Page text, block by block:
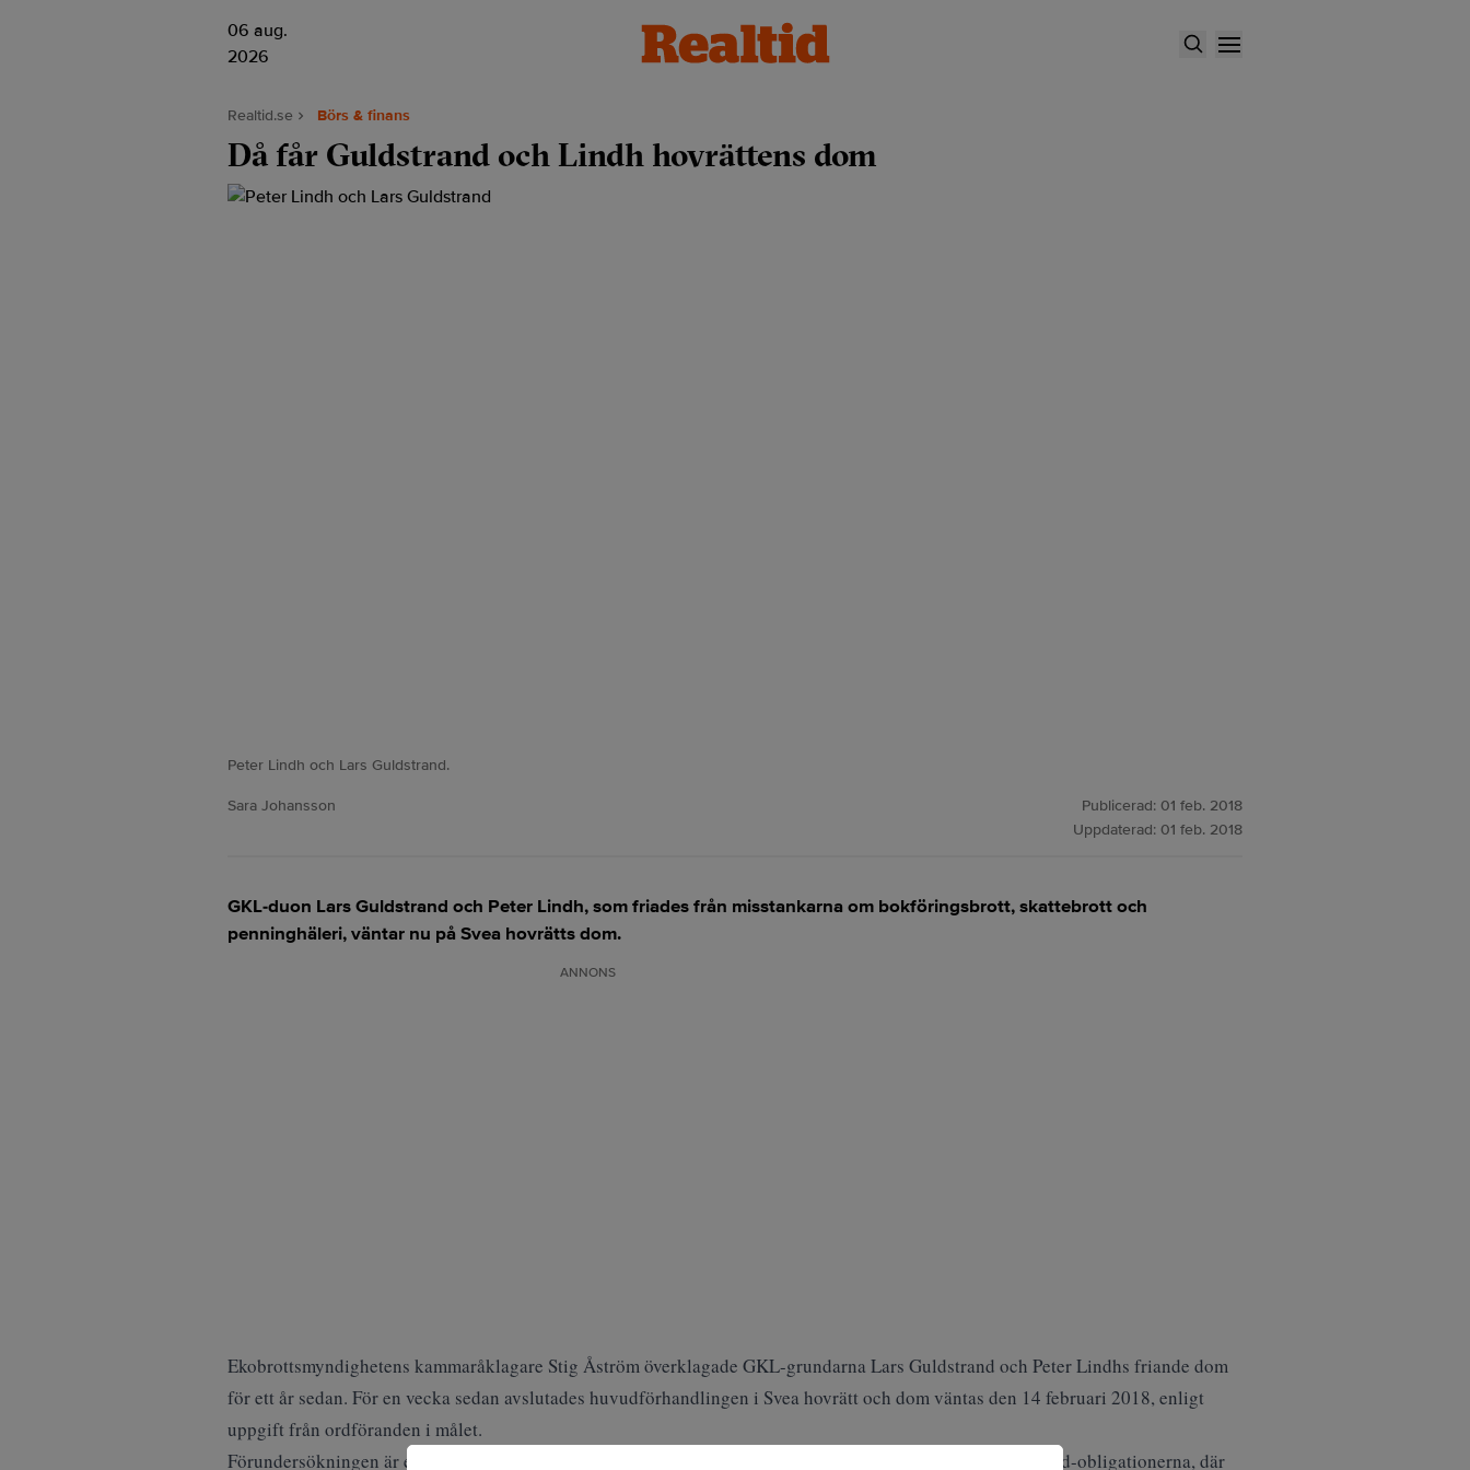
06 aug.
2026
Realtid.se Börs & finans
Då får Guldstrand och Lindh hovrättens dom
Peter Lindh och Lars Guldstrand.
Sara Johansson Publicerad: 01 feb. 2018
Uppdaterad: 01 feb. 2018
GKL-duon Lars Guldstrand och Peter Lindh, som friades från misstankarna om bokföringsbrott, skattebrott och
penninghäleri, väntar nu på Svea hovrätts dom.
ANNONS
Ekobrottsmyndighetens kammaråklagare Stig Åström överklagade GKL-grundarna Lars Guldstrand och Peter Lindhs friande dom
för ett år sedan. För en vecka sedan avslutades huvudförhandlingen i Svea hovrätt och dom väntas den 14 februari 2018, enligt
uppgift från ordföranden i målet.
Förundersökningen är en del av Ekobrottsmyndighetens omfattande utredning rörande Contender High Yield-obligationerna, där